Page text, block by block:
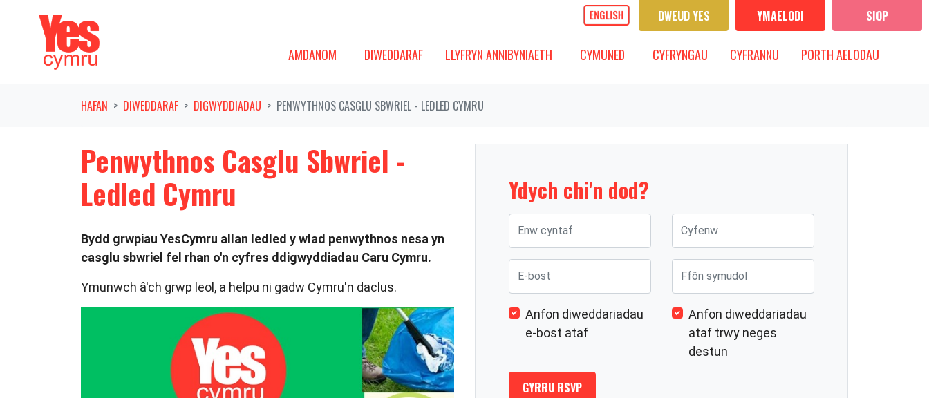
DWEUD YES YMAELODI SIOP
AMDANOM
DANGOS IS-FWYDLEN
AMDANOM DIWEDDARAF
DANGOS IS-FWYDLEN
DIWEDDARAF(PRESENNOL)
LLYFRYN ANNIBYNIAETH CYMUNED
DANGOS IS-FWYDLEN
CYMUNED CYFRYNGAU
DANGOS IS-FWYDLEN
CYFRYNGAU CYFRANNU PORTH AELODAU
HAFAN DIWEDDARAF DIGWYDDIADAU PENWYTHNOS CASGLU SBWRIEL - LEDLED CYMRU
Penwythnos Casglu Sbwriel -
Ledled Cymru
Bydd grwpiau YesCymru allan ledled y wlad penwythnos nesa yn
casglu sbwriel fel rhan o'n cyfres ddigwyddiadau Caru Cymru.
Ymunwch â'ch grwp leol, a helpu ni gadw Cymru'n daclus.
Ydych chi'n dod?
Enw cyntaf Cyfenw
E-bost Ffôn symudol
Anfon diweddariadau
e-bost ataf
Anfon diweddariadau
ataf trwy neges
destun